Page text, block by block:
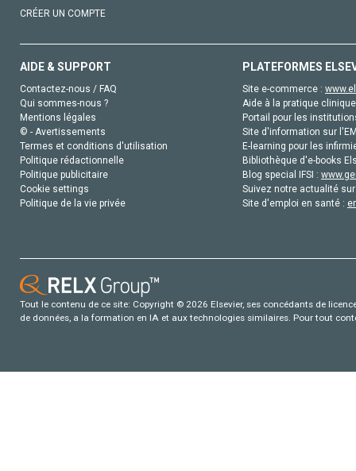
CRÉER UN COMPTE
AIDE & SUPPORT
Contactez-nous / FAQ
Qui sommes-nous ?
Mentions légales
© - Avertissements
Termes et conditions d'utilisation
Politique rédactionnelle
Politique publicitaire
Cookie settings
Politique de la vie privée
PLATEFORMES
Site e-commerce :
Aide à la pratique
Portail pour les
Site d'information sur
E-learning pour les
Bibliothèque d'e-books
Blog special IFSI :
Suivez notre actualité
Site d'emploi en santé :
Tout le contenu de ce site: Copyright © 2026 Elsevier, ses concédants de
de données, a la formation en IA et aux technologies similaires. Pour tout